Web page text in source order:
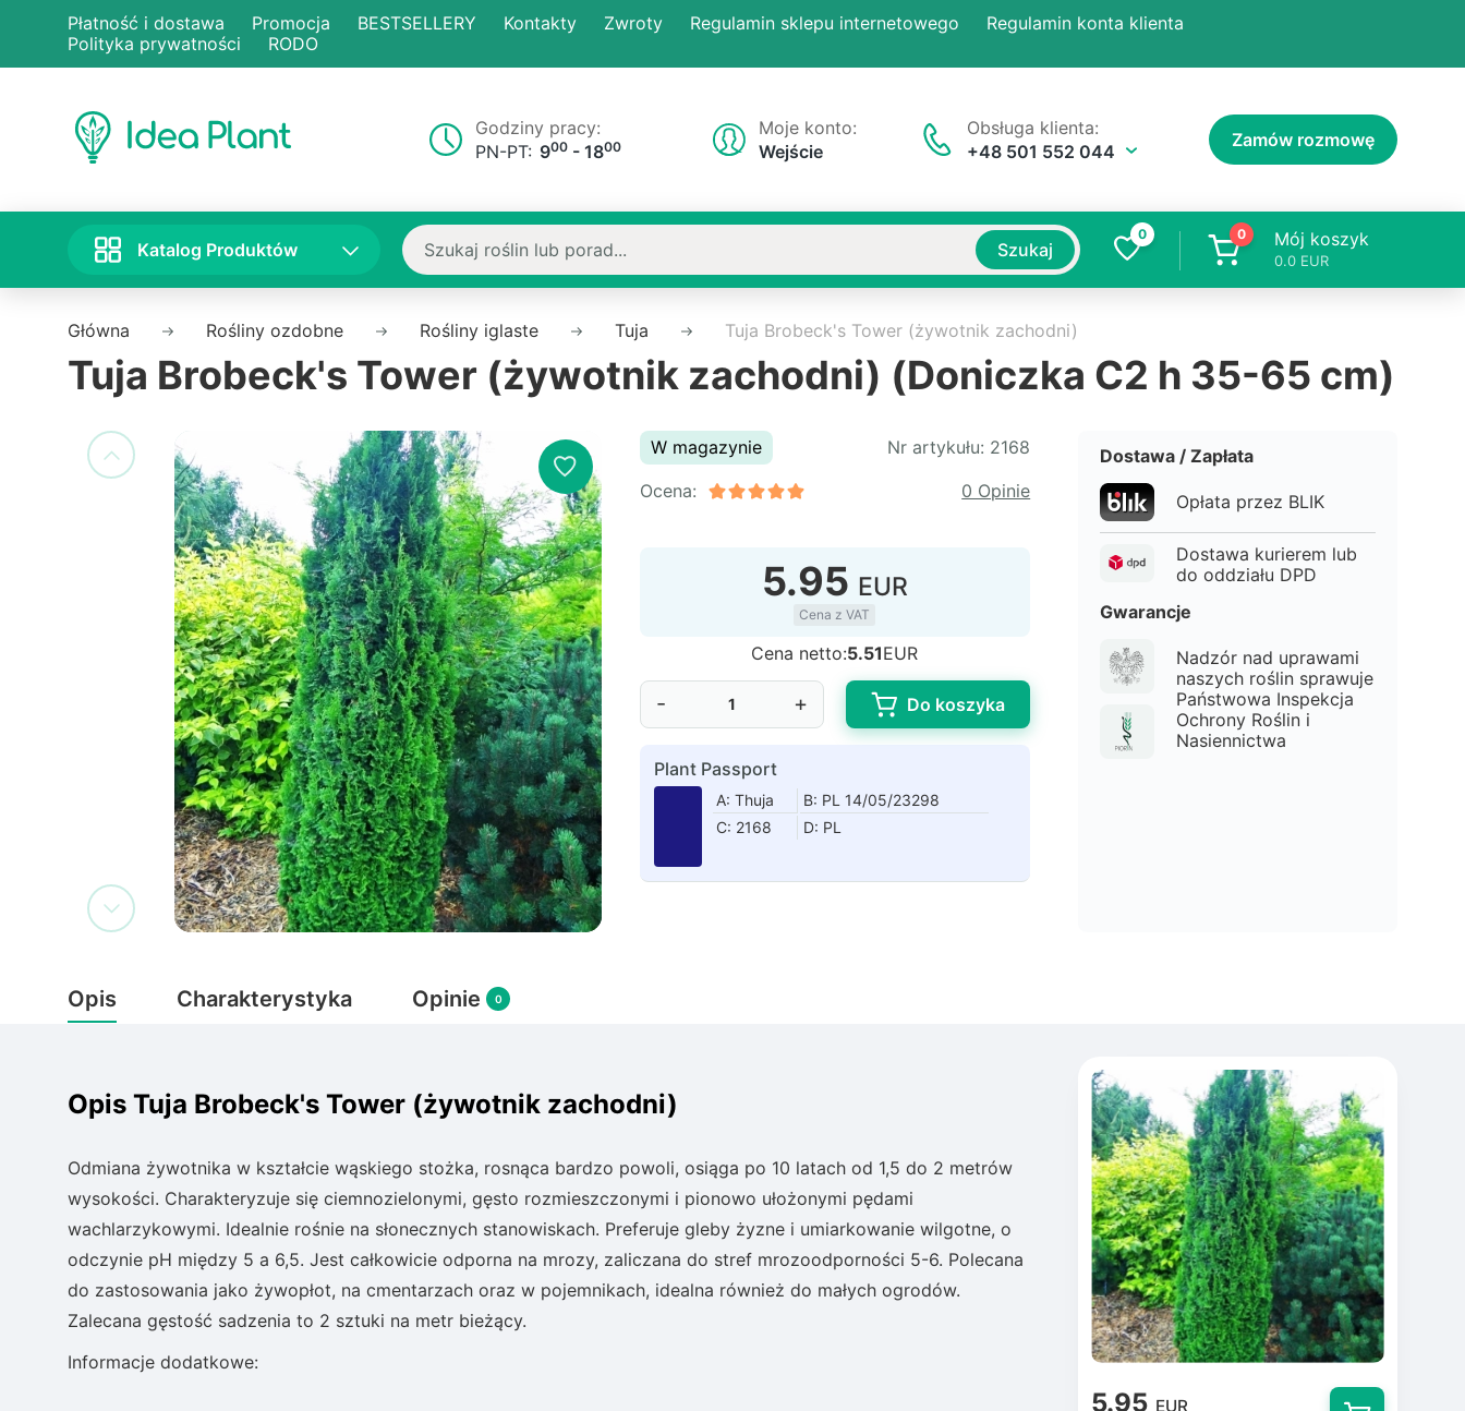
Płatność i dostawa Promocja BESTSELLERY Kontakty Zwroty Regulamin sklepu internetowego
Regulamin konta klienta
Polityka prywatności
RODO
Godziny pracy:
PN-PT: 900 - 1800
Obsługa klienta:
+48 501 552 044
Moje konto:
Wejście
Zamów rozmowę
Katalog Produktów Szukaj
0 0 Mój koszyk
0.0 EUR
Główna Rośliny ozdobne Rośliny iglaste Tuja Tuja Brobeck's Tower (żywotnik zachodni)
Tuja Brobeck's Tower (żywotnik zachodni) (Doniczka C2 h 35-65 cm)
W magazynie Nr artykułu: 2168
Ocena:
0 Opinie
5.95 EUR
Cena z VAT
Cena netto:5.51EUR
- + Do koszyka
Plant Passport
A: Thuja
B: PL 14/05/23298
C: 2168
D: PL
Dostawa / Zapłata
Opłata przez BLIK
Dostawa kurierem lub
do oddziału DPD
Gwarancje
Nadzór nad uprawami
naszych roślin sprawuje
Państwowa Inspekcja
Ochrony Roślin i
Nasiennictwa
Opis Charakterystyka Opinie 0
Opis Tuja Brobeck's Tower (żywotnik zachodni)
Odmiana żywotnika w kształcie wąskiego stożka, rosnąca bardzo powoli, osiąga po 10 latach od 1,5 do 2 metrów
wysokości. Charakteryzuje się ciemnozielonymi, gęsto rozmieszczonymi i pionowo ułożonymi pędami
wachlarzykowymi. Idealnie rośnie na słonecznych stanowiskach. Preferuje gleby żyzne i umiarkowanie wilgotne, o
odczynie pH między 5 a 6,5. Jest całkowicie odporna na mrozy, zaliczana do stref mrozoodporności 5-6. Polecana
do zastosowania jako żywopłot, na cmentarzach oraz w pojemnikach, idealna również do małych ogrodów.
Zalecana gęstość sadzenia to 2 sztuki na metr bieżący.
Informacje dodatkowe:
5.95 EUR